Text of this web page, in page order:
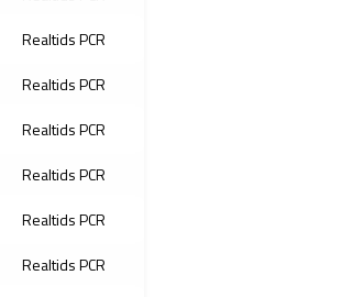
Realtids PCR
Realtids PCR
Realtids PCR
Realtids PCR
Realtids PCR
Realtids PCR